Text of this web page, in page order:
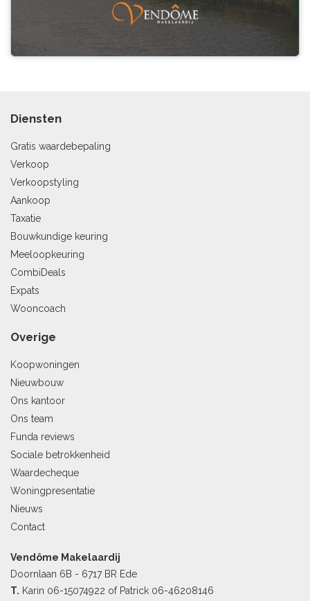
Diensten
Gratis waardebepaling
Verkoop
Verkoopstyling
Aankoop
Taxatie
Bouwkundige keuring
Meeloopkeuring
CombiDeals
Expats
Wooncoach
Overige
Koopwoningen
Nieuwbouw
Ons kantoor
Ons team
Funda reviews
Sociale betrokkenheid
Waardecheque
Woningpresentatie
Nieuws
Contact
Vendôme Makelaardij
Doornlaan 6B - 6717 BR Ede
T. Karin 06-15074922 of Patrick 06-46208146